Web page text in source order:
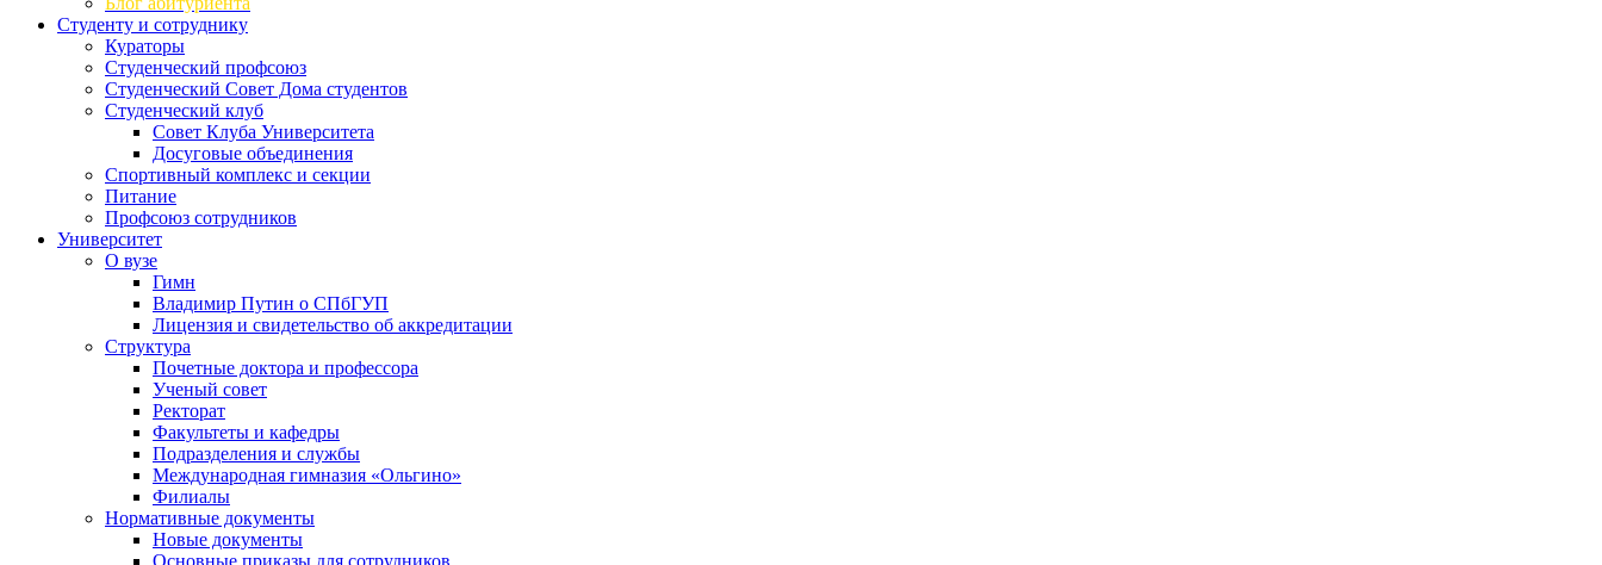
Студенту и сотруднику
Кураторы
Студенческий профсоюз
Студенческий Совет Дома студентов
Студенческий клуб
Совет Клуба Университета
Досуговые объединения
Спортивный комплекс и секции
Питание
Профсоюз сотрудников
Университет
О вузе
Гимн
Владимир Путин о СПбГУП
Лицензия и свидетельство об аккредитации
Структура
Почетные доктора и профессора
Ученый совет
Ректорат
Факультеты и кафедры
Подразделения и службы
Международная гимназия «Ольгино»
Филиалы
Нормативные документы
Новые документы
Основные приказы для сотрудников